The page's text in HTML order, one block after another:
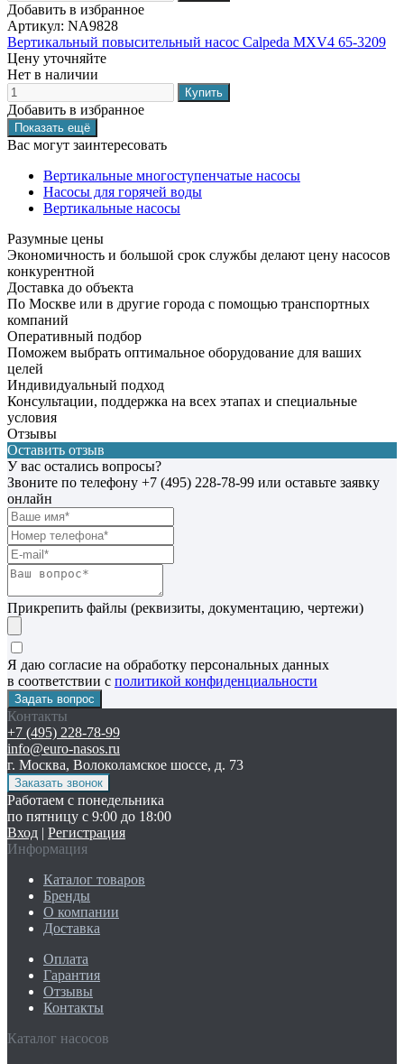
Добавить в избранное
Артикул: NA9828
Вертикальный повысительный насос Calpeda MXV4 65-3209
Цену уточняйте
Нет в наличии
Добавить в избранное
Вас могут заинтересовать
Вертикальные многоступенчатые насосы
Насосы для горячей воды
Вертикальные насосы
Разумные цены
Экономичность и большой срок службы делают цену насосов
конкурентной
Доставка до объекта
По Москве или в другие города с помощью транспортных
компаний
Оперативный подбор
Поможем выбрать оптимальное оборудование для ваших
целей
Индивидуальный подход
Консультации, поддержка на всех этапах и специальные
условия
Отзывы
Оставить отзыв
У вас остались вопросы?
Звоните по телефону +7 (495) 228-78-99 или оставьте заявку
онлайн
Прикрепить файлы (реквизиты, документацию, чертежи)
Я даю согласие на обработку персональных данных
в соответствии с политикой конфиденциальности
Контакты
+7 (495) 228-78-99
info@euro-nasos.ru
г. Москва, Волоколамское шоссе, д. 73
Работаем с понедельника
по пятницу с 9:00 до 18:00
Вход | Регистрация
Информация
Каталог товаров
Бренды
О компании
Доставка
Оплата
Гарантия
Отзывы
Контакты
Каталог насосов